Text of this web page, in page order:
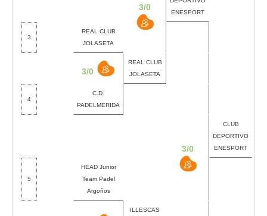
3/0
ENESPORT
3
REAL CLUB
JOLASETA
3/0
REAL CLUB
JOLASETA
4
C.D.
PADELMERIDA
3/0
CLUB
DEPORTIVO
ENESPORT
5
HEAD Junior
Team Padel
Argoños
ILLESCAS